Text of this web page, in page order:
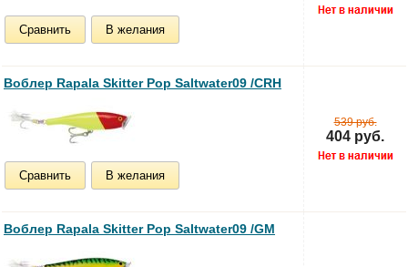
Сравнить В желания
Воблер Rapala Skitter Pop Saltwater09 /CRH
Сравнить В желания
539 руб.
404 руб.
Воблер Rapala Skitter Pop Saltwater09 /GM